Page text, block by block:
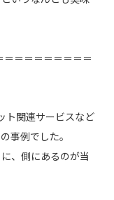
＝＝＝＝＝＝＝＝
ト関連サービスなど
事例でした。
、側にあるのが当